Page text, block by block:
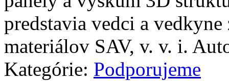
predstavia vedci a
materiálov SAV, v. v. i.
Kategórie: Podporujeme